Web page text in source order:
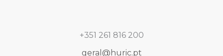
+351 261 816 200
geral@huric.pt